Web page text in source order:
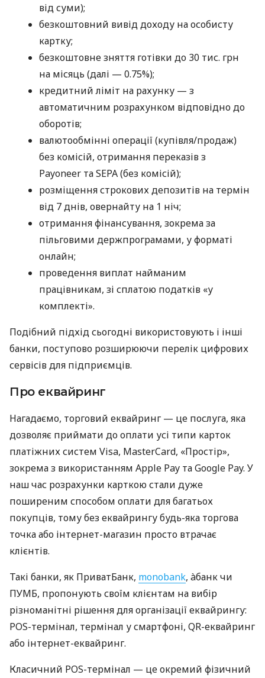
від суми);
безкоштовний вивід доходу на особисту
картку;
безкоштовне зняття готівки до 30 тис. грн
на місяць (далі — 0.75%);
кредитний ліміт на рахунку — з
автоматичним розрахунком відповідно до
оборотів;
валютообмінні операції (купівля/продаж)
без комісій, отримання переказів з
Payoneer та SEPA (без комісій);
розміщення строкових депозитів на термін
від 7 днів, овернайту на 1 ніч;
отримання фінансування, зокрема за
пільговими держпрограмами, у форматі
онлайн;
проведення виплат найманим
працівникам, зі сплатою податків «у
комплекті».
Подібний підхід сьогодні використовують і інші
банки, поступово розширюючи перелік цифрових
сервісів для підприємців.
Про еквайринг
Нагадаємо, торговий еквайринг — це послуга, яка
дозволяє приймати до оплати усі типи карток
платіжних систем Visa, MasterCard, «Простір»,
зокрема з використанням Apple Pay та Google Pay. У
наш час розрахунки карткою стали дуже
поширеним способом оплати для багатьох
покупців, тому без еквайрингу будь-яка торгова
точка або інтернет-магазин просто втрачає
клієнтів.
Такі банки, як ПриватБанк, monobank, àбанк чи
ПУМБ, пропонують своїм клієнтам на вибір
різноманітні рішення для організації еквайрингу:
POS-термінал, термінал у смартфоні, QR-еквайринг
або інтернет-еквайринг.
Класичний POS-термінал — це окремий фізичний